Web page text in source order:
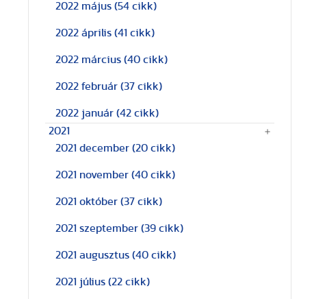
2022 május (54 cikk)
2022 április (41 cikk)
2022 március (40 cikk)
2022 február (37 cikk)
2022 január (42 cikk)
2021
2021 december (20 cikk)
2021 november (40 cikk)
2021 október (37 cikk)
2021 szeptember (39 cikk)
2021 augusztus (40 cikk)
2021 július (22 cikk)